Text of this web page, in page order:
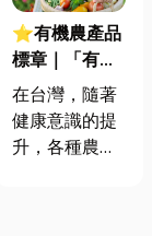
⭐有機農產品
標章｜「有機
農產品標章」
不只是代表無
農藥！一次解
在台灣，隨著
健康意識的提
升，各種農產